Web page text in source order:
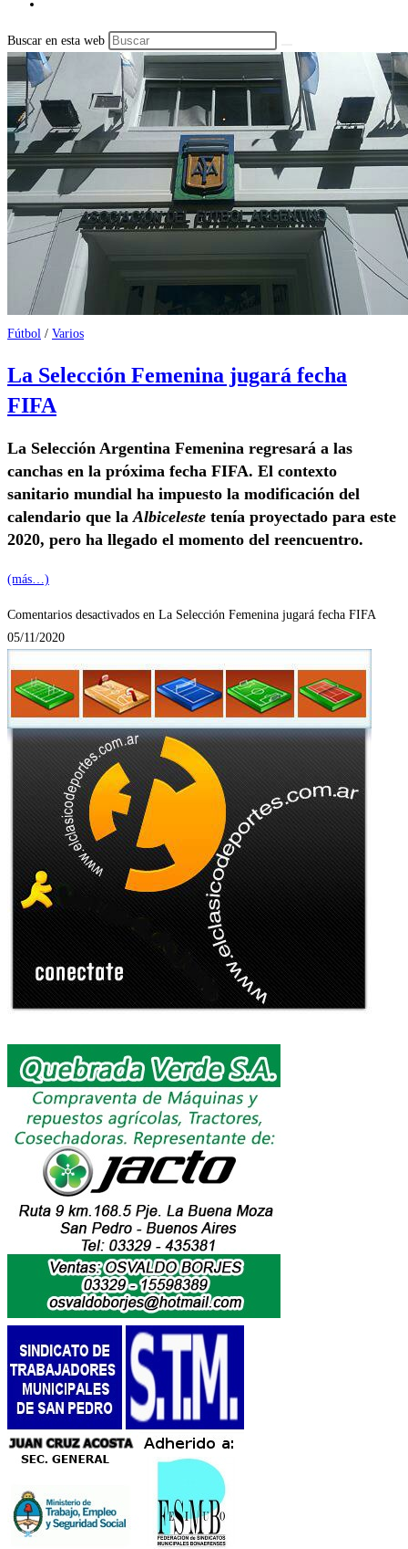
Buscar en esta web
Fútbol / Varios
La Selección Femenina jugará fecha
FIFA
La Selección Argentina Femenina regresará a las
canchas en la próxima fecha FIFA. El contexto
sanitario mundial ha impuesto la modificación del
calendario que la Albiceleste tenía proyectado para este
2020, pero ha llegado el momento del reencuentro.
(más…)
Comentarios desactivados en La Selección Femenina jugará fecha FIFA
05/11/2020